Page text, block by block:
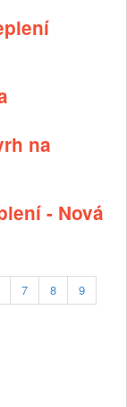
na
- Nová
7 8
9